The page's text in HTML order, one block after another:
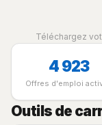
Téléchargez
4 923
Offres d'emploi
Outils de